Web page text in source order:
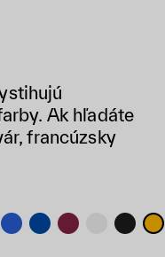
Ak hľadáte
francúzsky